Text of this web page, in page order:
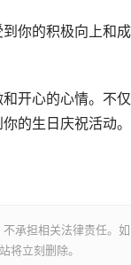
你的积极向上和
开心的心情。不
的生日庆祝活动
承担相关法律责任。如
立刻删除。